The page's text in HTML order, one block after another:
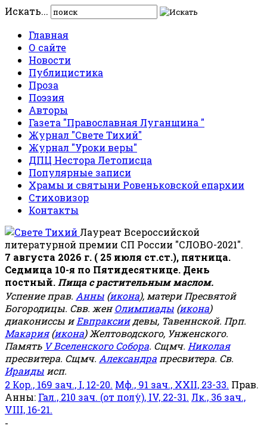
Искать...
Главная
О сайте
Новости
Публицистика
Проза
Поэзия
Авторы
Газета "Православная Луганщина "
Журнал "Свете Тихий"
Журнал "Уроки веры"
ДПЦ Нестора Летописца
Популярные записи
Храмы и святыни Ровеньковской епархии
Стиховизор
Контакты
Лауреат Всероссийской
литературной премии СП России "СЛОВО-2021".
7 августа 2026 г. ( 25 июля ст.ст.), пятница.
Седмица 10-я по Пятидесятнице. День
постный. Пища с растительным маслом.
Успение прав. Анны (икона), матери Пресвятой
Богородицы. Свв. женОлимпиады (икона)
диакониссы иЕвпраксиидевы, Тавеннской. Прп.
Макария(икона) Желтоводского, Унженского.
Память V Вселенского Собора. Сщмч. Николая
пресвитера. Сщмч. Александра пресвитера. Св.
Ираиды исп.
2 Кор., 169 зач., I, 12-20. Мф., 91 зач., XXII, 23-33. Прав.
Анны: Гал., 210 зач. (от полу́), IV, 22-31. Лк., 36 зач.,
VIII, 16-21.
-